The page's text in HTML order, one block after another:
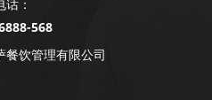
话：
568
餐饮管理有限公司